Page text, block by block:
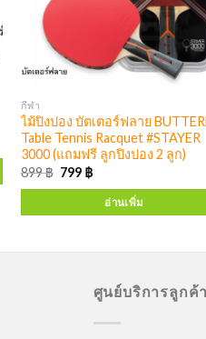
กีฬา
ไม้ปิงปอง บัตเตอร์ฟลาย
Table Tennis Racquet #STAYER
3000 (แถมฟรี ลูกปิงปอง 2 ลูก)
899฿ 799 ฿
อ่านเพิ่ม
ศูนย์บริการลูกค้